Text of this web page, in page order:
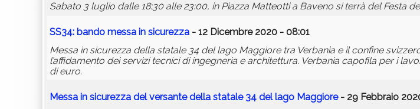
Sabato 3 luglio dalle 18:30 alle 23:00, in Piazza Matteotti a Baveno si terrà del Festa
SS34: bando messa in sicurezza - 12 Dicembre 2020 - 08:01
Messa in sicurezza della statale 34 del lago Maggiore tra Verbania e il confine
l’affidamento dei servizi tecnici di ingegneria e architettura. Verbania capofila per i
di euro.
Messa in sicurezza del versante della statale 34 del lago Maggiore- 29 Febbraio